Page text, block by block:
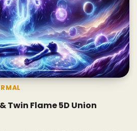
Twin Flame 5D Union